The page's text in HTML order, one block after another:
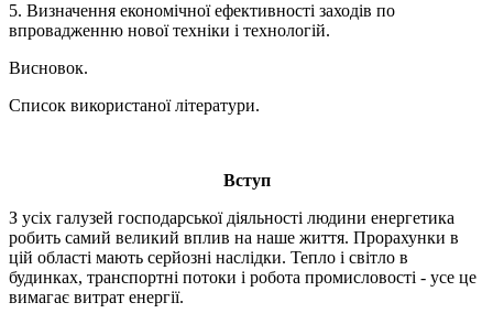
5. Визначення економічної ефективності заходів по
впровадженню нової техніки і технологій.
Висновок.
Список використаної літератури.
Вступ
З усіх галузей господарської діяльності людини енергетика
робить самий великий вплив на наше життя. Прорахунки в
цій області мають серйозні наслідки. Тепло і світло в
будинках, транспортні потоки і робота промисловості - усе це
вимагає витрат енергії.